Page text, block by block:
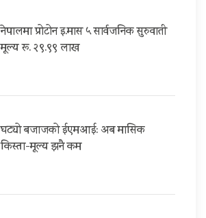
नेपालमा प्रोटोन इ.मास ५ सार्वजनिक सुरुवाती
मूल्य रू. २९.९९ लाख
घट्यो बजाजको ईएमआई: अब मासिक
किस्ता-मूल्य झनै कम